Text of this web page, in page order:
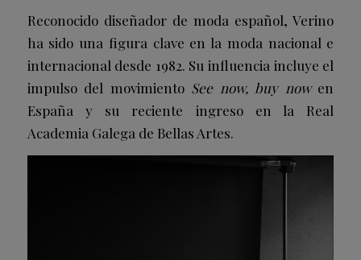
Reconocido diseñador de moda español, Verino
ha sido una figura clave en la moda nacional e
internacional desde 1982. Su influencia incluye el
impulso del movimiento See now, buy nowen
España y su reciente ingreso en la Real
Academia Galega de Bellas Artes.